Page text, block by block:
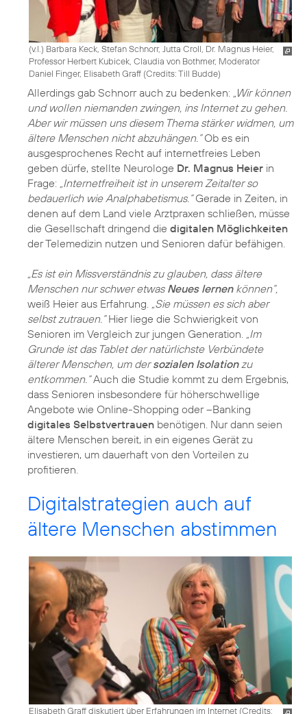
(v.l.) Barbara Keck, Stefan Schnorr, Jutta Croll, Dr. Magnus Heier,
Professor Herbert Kubicek, Claudia von Bothmer, Moderator
Daniel Finger, Elisabeth Graff (Credits: Till Budde)
Allerdings gab Schnorr auch zu bedenken: „Wir können
und wollen niemanden zwingen, ins Internet zu gehen.
Aber wir müssen uns diesem Thema stärker widmen, um
ältere Menschen nicht abzuhängen.“Ob es ein
ausgesprochenes Recht auf internetfreies Leben
geben dürfe, stellte Neurologe Dr. Magnus Heier in
Frage: „Internetfreiheit ist in unserem Zeitalter so
bedauerlich wie Analphabetismus.“Gerade in Zeiten, in
denen auf dem Land viele Arztpraxen schließen, müsse
die Gesellschaft dringend die digitalen Möglichkeiten
der Telemedizin nutzen und Senioren dafür befähigen.
„Es ist ein Missverständnis zu glauben, dass ältere
Menschen nur schwer etwas Neues lernenkönnen“,
weiß Heier aus Erfahrung.
„Sie müssen es sich aber
selbst zutrauen.“Hier liege die Schwierigkeit von
Senioren im Vergleich zur jungen Generation.
„Im
Grunde ist das Tablet der natürlichste Verbündete
älterer Menschen, um dersozialen Isolationzu
entkommen.“Auch die Studie kommt zu dem Ergebnis,
dass Senioren insbesondere für höherschwellige
Angebote wie Online-Shopping oder –Banking
digitales Selbstvertrauen benötigen. Nur dann seien
ältere Menschen bereit, in ein eigenes Gerät zu
investieren, um dauerhaft von den Vorteilen zu
profitieren.
Digitalstrategien auch auf
ältere Menschen abstimmen
Elisabeth Graff diskutiert über Erfahrungen im Internet (Credits: